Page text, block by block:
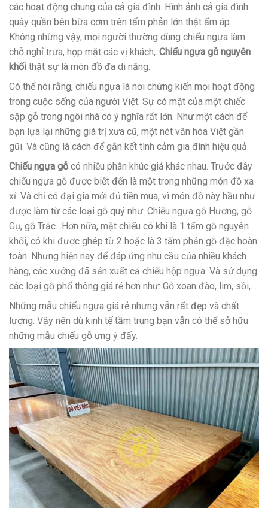
các hoạt động chung của cả gia đình. Hình ảnh cả gia đình
quây quần bên bữa cơm trên tấm phản lớn thật ấm áp.
Không những vậy, mọi người thường dùng chiếu ngựa làm
chỗ nghỉ trưa, họp mặt các vị khách,..Chiếu ngựa gỗ nguyên
khối thật sự là món đồ đa di năng.
Có thể nói rằng, chiếu ngựa là nơi chứng kiến mọi hoạt động
trong cuộc sống của người Việt. Sự có mặt của một chiếc
sập gỗ trong ngôi nhà có ý nghĩa rất lớn. Như một cách để
bạn lựa lại những giá trị xưa cũ, một nét văn hóa Việt gần
gũi. Và cũng là cách để gắn kết tình cảm gia đình hiệu quả.
Chiếu ngựa gỗ có nhiều phân khúc giá khác nhau. Trước đây
chiếu ngựa gỗ được biết đến là một trong những món đồ xa
xỉ. Và chỉ có đại gia mới đủ tiền mua, vì món đồ này hầu như
được làm từ các loại gỗ quý như: Chiếu ngựa gỗ Hương, gỗ
Gụ, gỗ Trắc…Hơn nữa, mặt chiếu có khi là 1 tấm gỗ nguyên
khối, có khi được ghép từ 2 hoặc là 3 tấm phản gỗ đặc hoàn
toàn. Nhưng hiện nay để đáp ứng nhu cầu của nhiều khách
hàng, các xưởng đã sản xuất cả chiếu hộp ngựa. Và sử dụng
các loại gỗ phổ thông giá rẻ hơn như: Gỗ xoan đào, lim, sồi,…
Những mẫu chiếu ngựa giá rẻ nhưng vẫn rất đẹp và chất
lượng. Vậy nên dù kinh tế tầm trung bạn vẫn có thể sở hữu
những mẫu chiếu gỗ ưng ý đấy.